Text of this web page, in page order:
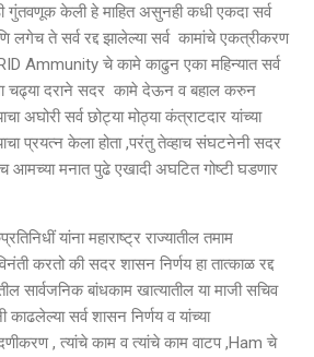
गुंतवणूक केली हे माहित असुनही कधी एकदा सर्व
लगेच ते सर्व रद्द झालेल्या सर्व कामांचे एकत्रीकरण
Ammunity चे कामे काढुन एका महिन्यात सर्व
चढ्या दराने सदर कामे देऊन व बहाल करुन
अघोरी सर्व छोट्या मोठ्या कंत्राटदार यांच्या
प्रयत्न केला होता ,परंतु तेव्हाच संघटनेनी सदर
आमच्या मनात पुढे एखादी अघटित गोष्टी घडणार
यांना महाराष्ट्र राज्यातील तमाम
करतो की सदर शासन निर्णय हा तात्काळ रद्द
सार्वजनिक बांधकाम खात्यातील या माजी सचिव
काढलेल्या सर्व शासन निर्णय व यांच्या
, त्यांचे काम व त्यांचे काम वाटप ,Ham चे